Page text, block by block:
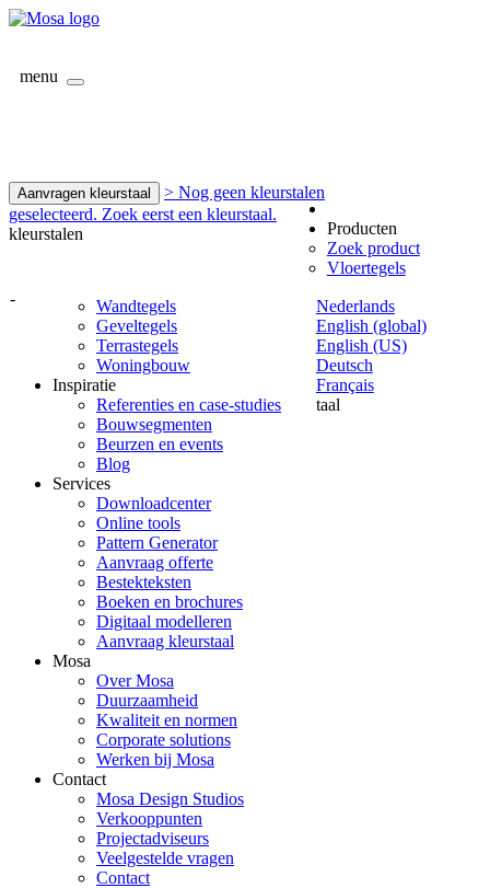
menu
Aanvragen kleurstaal
> Nog geen kleurstalen
geselecteerd. Zoek eerst een kleurstaal.
kleurstalen
-
Nederlands
English (global)
English (US)
Deutsch
Français
taal
Producten
Zoek product
Vloertegels
Wandtegels
Geveltegels
Terrastegels
Woningbouw
Inspiratie
Referenties en case-studies
Bouwsegmenten
Beurzen en events
Blog
Services
Downloadcenter
Online tools
Pattern Generator
Aanvraag offerte
Bestekteksten
Boeken en brochures
Digitaal modelleren
Aanvraag kleurstaal
Mosa
Over Mosa
Duurzaamheid
Kwaliteit en normen
Corporate solutions
Werken bij Mosa
Contact
Mosa Design Studios
Verkooppunten
Projectadviseurs
Veelgestelde vragen
Contact